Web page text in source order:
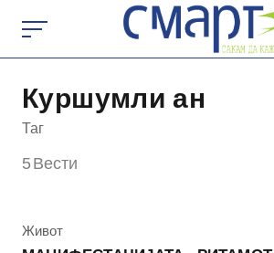
content
Куршумли ан
Таг
5Вести
КАтегорија
Живот